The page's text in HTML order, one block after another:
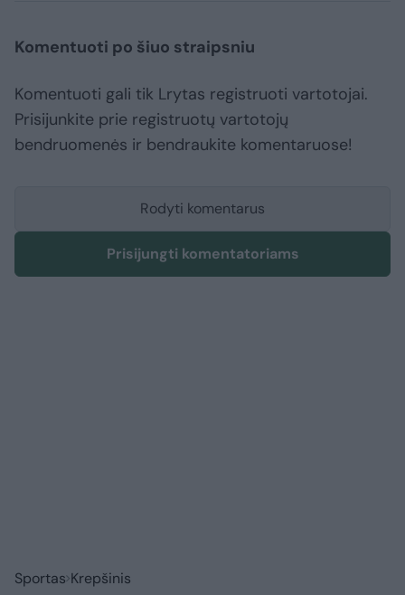
Komentuoti po šiuo straipsniu
Komentuoti gali tik Lrytas registruoti vartotojai.
Prisijunkite prie registruotų vartotojų
bendruomenės ir bendraukite komentaruose!
Rodyti komentarus
Prisijungti komentatoriams
Sportas Krepšinis